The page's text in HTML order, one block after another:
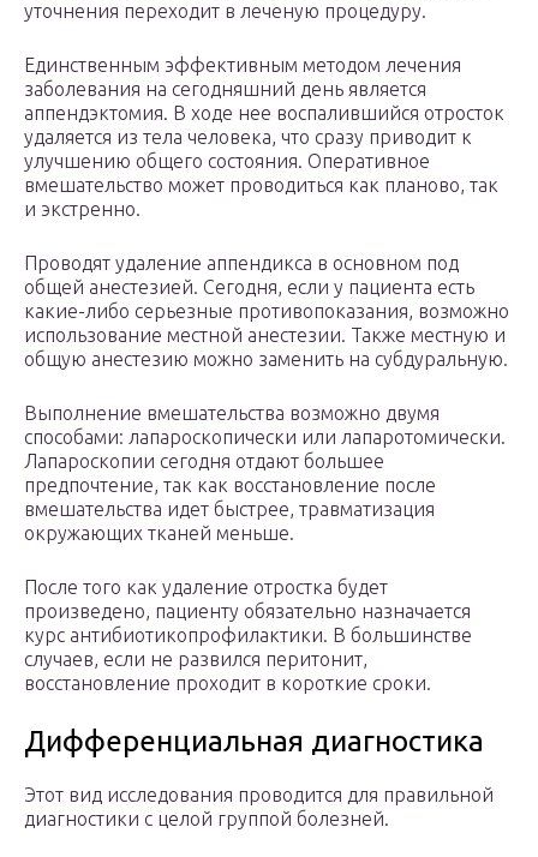
уточнения переходит в леченую процедуру.
Единственным эффективным методом лечения
заболевания на сегодняшний день является
аппендэктомия. В ходе нее воспалившийся отросток
удаляется из тела человека, что сразу приводит к
улучшению общего состояния. Оперативное
вмешательство может проводиться как планово, так
и экстренно.
Проводят удаление аппендикса в основном под
общей анестезией. Сегодня, если у пациента есть
какие-либо серьезные противопоказания, возможно
использование местной анестезии. Также местную и
общую анестезию можно заменить на субдуральную.
Выполнение вмешательства возможно двумя
способами: лапароскопически или лапаротомически.
Лапароскопии сегодня отдают большее
предпочтение, так как восстановление после
вмешательства идет быстрее, травматизация
окружающих тканей меньше.
После того как удаление отростка будет
произведено, пациенту обязательно назначается
курс антибиотикопрофилактики. В большинстве
случаев, если не развился перитонит,
восстановление проходит в короткие сроки.
Дифференциальная диагностика
Этот вид исследования проводится для правильной
диагностики с целой группой болезней.